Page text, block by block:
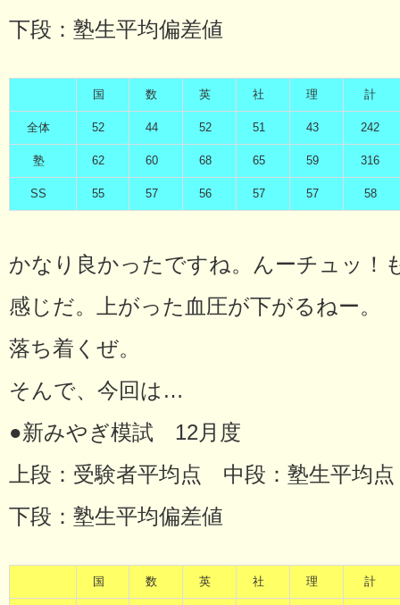
下段：塾生平均偏差値
国 数 英 社 理 計
全体 52 44 52 51 43 242
塾 62 60 68 65 59 316
SS 55 57 56 57 57 58
かなり良かったですね。んーチュッ
感じだ。上がった血圧が下がるねー。
落ち着くぜ。
そんで、今回は…
●新みやぎ模試 12月度
上段：受験者平均点 中段：塾生平均点
下段：塾生平均偏差値
国 数 英 社 理 計